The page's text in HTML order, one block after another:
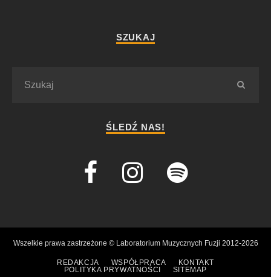
SZUKAJ
ŚLEDŹ NAS!
Wszelkie prawa zastrzeżone © Laboratorium Muzycznych Fuzji 2012-2026
REDAKCJA WSPÓŁPRACA
KONTAKT
POLITYKA PRYWATNOŚCI
SITEMAP